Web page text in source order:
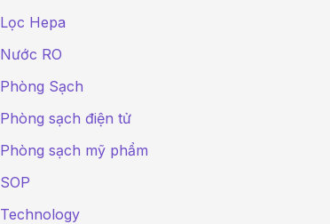
Lọc Hepa
Nước RO
Phòng Sạch
Phòng sạch điện tử
Phòng sạch mỹ phẩm
SOP
Technology